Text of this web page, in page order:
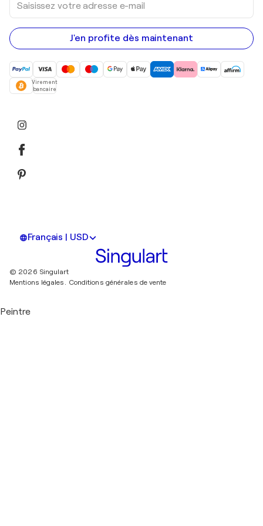
votre
adresse
e-
mail
J'en profite dès maintenant
Virement
bancaire
Français | USD
© 2026 Singulart
Mentions légales. Conditions générales de vente
Peintre